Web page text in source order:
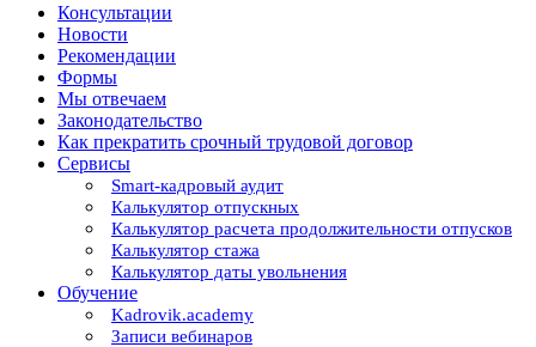
Консультации
Новости
Рекомендации
Формы
Мы отвечаем
Законодательство
Как прекратить срочный трудовой договор
Сервисы
Smart-кадровый аудит
Калькулятор отпускных
Калькулятор расчета продолжительности отпусков
Калькулятор стажа
Калькулятор даты увольнения
Обучение
Kadrovik.academy
Записи вебинаров